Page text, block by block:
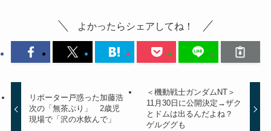
よかったらシェアしてね！
リポーター戸惑った加藤浩
次の「無茶ぶり」 2歳児
現場で「沢の水飲んで」
＜機動戦士ガンダムNT＞
11月30日に公開決定→ザク
とドムは出るんだよね？
ゲルググも